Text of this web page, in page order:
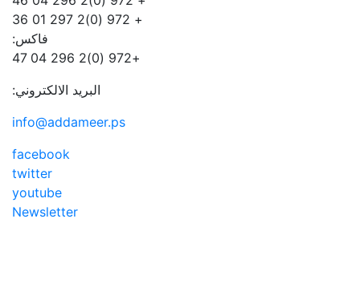
فاكس:
البريد الالكتروني:
info@addameer.ps
facebook
twitter
youtube
Newsletter